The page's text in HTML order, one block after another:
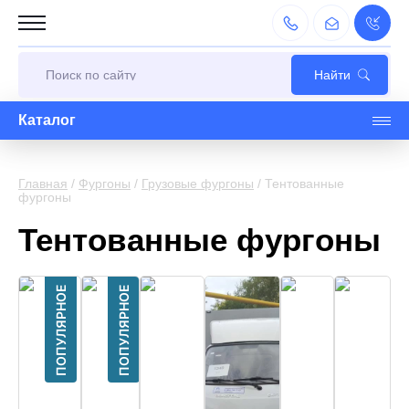
Каталог
Главная / Фургоны / Грузовые фургоны / Тентованные
фургоны
Тентованные фургоны
ПОПУЛЯРНОЕ ПОПУЛЯРНОЕ